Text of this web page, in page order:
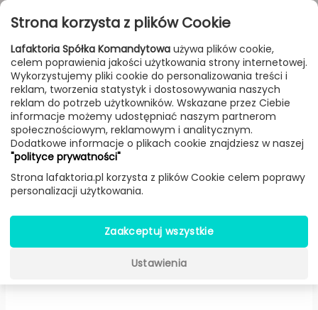
Przejdź do treści
FILTROWANIE & SORTOWANIE
Lampy Producenci Estiluz Produkt
Revolta M-3637 stołowa LED
(Czarno-złota) -Estiluz
Strona korzysta z plików Cookie
Lafaktoria Spółka Komandytowa używa plików cookie,
celem poprawienia jakości użytkowania strony internetowej.
Wykorzystujemy pliki cookie do personalizowania treści i
reklam, tworzenia statystyk i dostosowywania naszych
reklam do potrzeb użytkowników. Wskazane przez Ciebie
informacje możemy udostępniać naszym partnerom
społecznościowym, reklamowym i analitycznym.
Dodatkowe informacje o plikach cookie znajdziesz w naszej
"polityce prywatności"
Strona lafaktoria.pl korzysta z plików Cookie celem poprawy
personalizacji użytkowania.
Zaakceptuj wszystkie
Ustawienia